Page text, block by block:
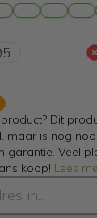
Dit
maar is nog
garantie. Veel
koop! Lees